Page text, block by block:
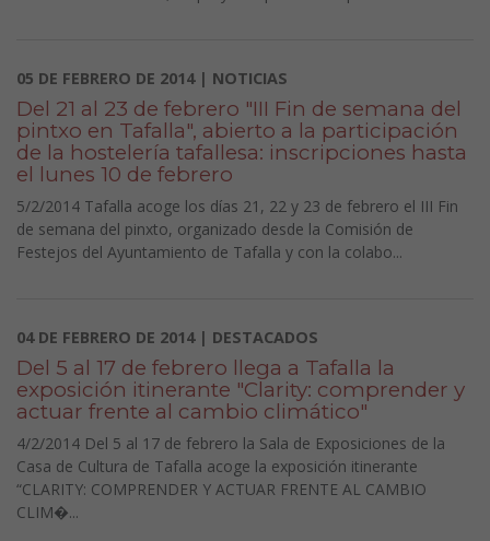
05 DE FEBRERO DE 2014 | NOTICIAS
Del 21 al 23 de febrero "III Fin de semana del
pintxo en Tafalla", abierto a la participación
de la hostelería tafallesa: inscripciones hasta
el lunes 10 de febrero
5/2/2014 Tafalla acoge los días 21, 22 y 23 de febrero el III Fin
de semana del pinxto, organizado desde la Comisión de
Festejos del Ayuntamiento de Tafalla y con la colabo...
04 DE FEBRERO DE 2014 | DESTACADOS
Del 5 al 17 de febrero llega a Tafalla la
exposición itinerante "Clarity: comprender y
actuar frente al cambio climático"
4/2/2014 Del 5 al 17 de febrero la Sala de Exposiciones de la
Casa de Cultura de Tafalla acoge la exposición itinerante
“CLARITY: COMPRENDER Y ACTUAR FRENTE AL CAMBIO
CLIM�...